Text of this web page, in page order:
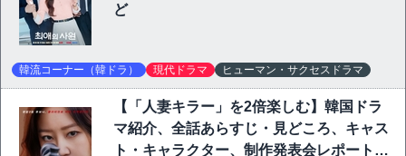
ど
韓流コーナー（韓ドラ） 現代ドラマ ヒューマン・サクセスドラマ
【「人妻キラー」を2倍楽しむ】韓国ドラ
マ紹介、全話あらすじ・見どころ、キャス
ト・キャラクター、制作発表会レポートな